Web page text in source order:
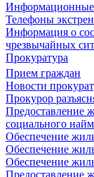
Информационные
Телефоны
Информация о
чрезвычайных
Прокуратура
Прием граждан
Новости
Прокурор
Предоставление
социального
Обеспечение
Обеспечение
Обеспечение
Предоставление